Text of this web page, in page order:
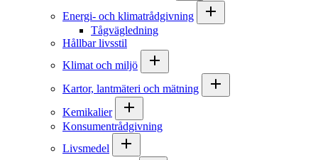
Energi- och klimatrådgivning
Tågvägledning
Hållbar livsstil
Klimat och miljö
Kartor, lantmäteri och mätning
Kemikalier
Konsumentrådgivning
Livsmedel